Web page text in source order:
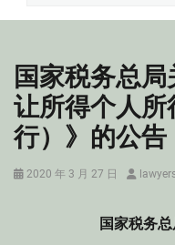
国家税务总
让所得个人
行）》的公告
Posted
2020 年 3 月 27 日 Author
国家税务